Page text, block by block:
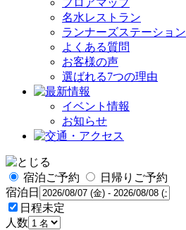
名水レストラン
ランナーズステーション
よくある質問
お客様の声
選ばれる7つの理由
イベント情報
お知らせ
宿泊ご予約
日帰りご予約
宿泊日
日程未定
人数